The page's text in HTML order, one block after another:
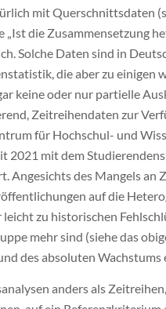
mit Querschnittsdaten
„Ist die Zusammensetzung
Solche Daten sind in
die aber zu
keine oder nur partielle
Zeitreihendaten zur
für Hochschul- und
2021 mit dem
Angesichts des Mangels
auf die
zu historischen
mehr sind (siehe das
des absoluten
anders als